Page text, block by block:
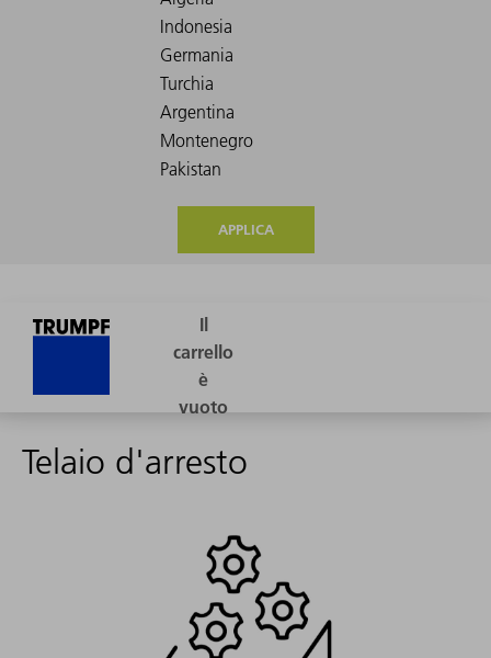
APPLICA
Telaio d'arresto